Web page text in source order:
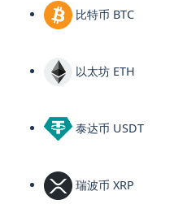
比特币 BTC
以太坊 ETH
泰达币 USDT
瑞波币 XRP